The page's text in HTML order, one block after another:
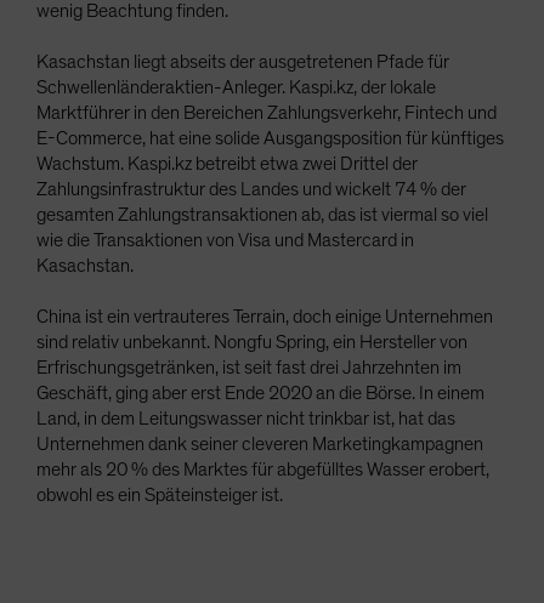
wenig Beachtung finden.
Kasachstan liegt abseits der ausgetretenen Pfade für
Schwellenländeraktien-Anleger. Kaspi.kz, der lokale
Marktführer in den Bereichen Zahlungsverkehr, Fintech und
E-Commerce, hat eine solide Ausgangsposition für künftiges
Wachstum. Kaspi.kz betreibt etwa zwei Drittel der
Zahlungsinfrastruktur des Landes und wickelt 74 % der
gesamten Zahlungstransaktionen ab, das ist viermal so viel
wie die Transaktionen von Visa und Mastercard in
Kasachstan.
China ist ein vertrauteres Terrain, doch einige Unternehmen
sind relativ unbekannt. Nongfu Spring, ein Hersteller von
Erfrischungsgetränken, ist seit fast drei Jahrzehnten im
Geschäft, ging aber erst Ende 2020 an die Börse. In einem
Land, in dem Leitungswasser nicht trinkbar ist, hat das
Unternehmen dank seiner cleveren Marketingkampagnen
mehr als 20 % des Marktes für abgefülltes Wasser erobert,
obwohl es ein Späteinsteiger ist.